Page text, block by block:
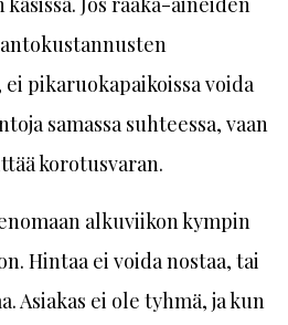
pikaruokapaikoissa voida
samassa suhteessa, vaan
korotusvaran.
alkuviikon kympin
Hintaa ei voida nostaa, tai
Asiakas ei ole tyhmä, ja kun